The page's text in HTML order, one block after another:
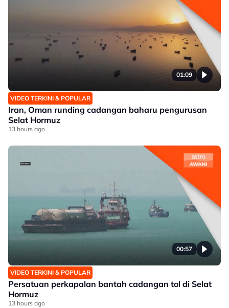
01:09
VIDEO TERKINI & POPULAR
Iran, Oman runding cadangan baharu pengurusan
Selat Hormuz
13 hours ago
00:57
VIDEO TERKINI & POPULAR
Persatuan perkapalan bantah cadangan tol di Selat
Hormuz
13 hours ago